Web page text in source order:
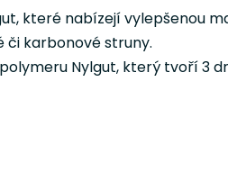
které nabízejí vylepšenou
či karbonové struny.
Nylgut, který tvoří 3